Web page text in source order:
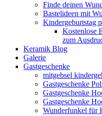
Finde deinen
Bastelideen mit
Kindergeburtstag
Kostenlose
zum
Keramik Blog
Galerie
Gastgeschenke
mitgebsel
Gastgeschenke
Gastgeschenke
Gastgeschenke
Wunderfunkel für